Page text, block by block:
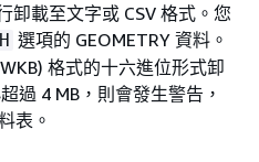
卸載至文字或 CSV 格式。您
選項的 GEOMETRY 資料。
格式的十六進位形式卸
過 4 MB，則會發生警告，
表。